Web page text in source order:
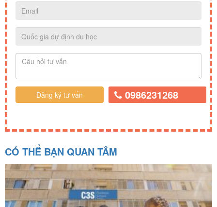
0986231268
CÓ THỂ BẠN QUAN TÂM